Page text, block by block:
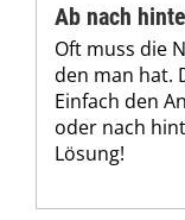
Ab nach
Oft muss die
den man hat.
Einfach den
oder nach
Lösung!